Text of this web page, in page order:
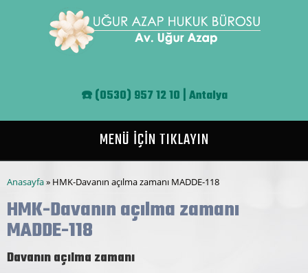
☎️(0530) 957 12 10 | Antalya
MENÜ İÇİN TIKLAYIN
Buradasınız
Anasayfa» HMK-Davanın açılma zamanı MADDE-118
HMK-Davanın açılma zamanı
MADDE-118
Davanın açılma zamanı